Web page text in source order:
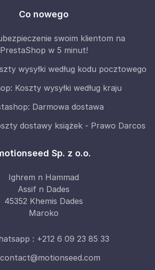
Co nowego
swoim klientom na
PrestaShop w 5 minut!
wysyłki według kodu pocztowego
Koszty wysyłki według kraju
Darmowa dostawa
dostawy książek - Prawo Darcos
Sp. z o.o.
Ighrem n Hammad
Assif n Dades
45352 Khemis Dades
Maroko
: +212 6 09 23 85 33
contact@motionseed.com